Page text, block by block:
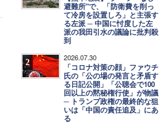
避難所"で、「防衛費を削っ
て冷房を設置しろ」と主張す
る左派 ─ 中国に忖度した左
派の我田引水の議論に批判殺
到
2 2026.07.30
「コロナ対策の顔」ファウチ
氏の「公の場の発言と矛盾す
る日記公開」「公聴会で100
回以上の黙秘権行使」が物議
─ トランプ政権の最終的な狙
いは「中国の責任追及」にあ
る